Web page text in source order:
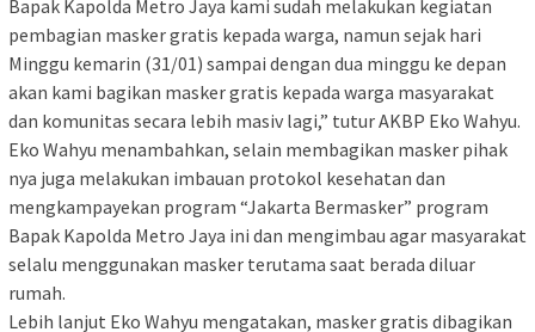
Bapak Kapolda Metro Jaya kami sudah melakukan kegiatan
pembagian masker gratis kepada warga, namun sejak hari
Minggu kemarin (31/01) sampai dengan dua minggu ke depan
akan kami bagikan masker gratis kepada warga masyarakat
dan komunitas secara lebih masiv lagi,” tutur AKBP Eko Wahyu.
Eko Wahyu menambahkan, selain membagikan masker pihak
nya juga melakukan imbauan protokol kesehatan dan
mengkampayekan program “Jakarta Bermasker” program
Bapak Kapolda Metro Jaya ini dan mengimbau agar masyarakat
selalu menggunakan masker terutama saat berada diluar
rumah.
Lebih lanjut Eko Wahyu mengatakan, masker gratis dibagikan